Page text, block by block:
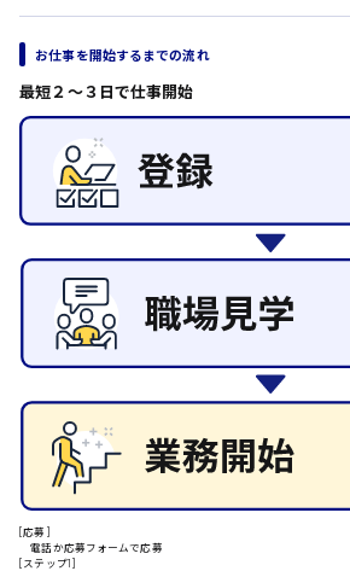
清掃
施工管理
自動車整備士
配送・ドライバー
東広島市
安芸高田市
山県郡
安芸太田町
安芸郡
日給8000円～
日給9000円～
日給10000円以上
お仕事を開始するまでの流れ
最短２〜３日で仕事開始
[応募]
電話か応募フォームで応募
[ステップ1]